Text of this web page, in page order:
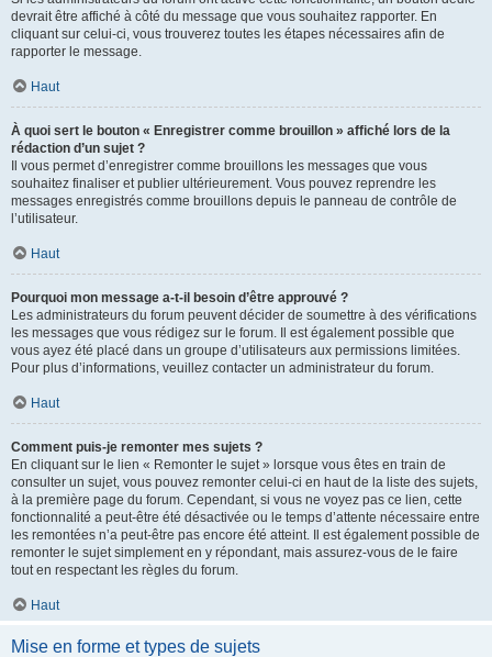
devrait être affiché à côté du message que vous souhaitez rapporter. En
cliquant sur celui-ci, vous trouverez toutes les étapes nécessaires afin de
rapporter le message.
Haut
À quoi sert le bouton « Enregistrer comme brouillon » affiché lors de la
rédaction d’un sujet ?
Il vous permet d’enregistrer comme brouillons les messages que vous
souhaitez finaliser et publier ultérieurement. Vous pouvez reprendre les
messages enregistrés comme brouillons depuis le panneau de contrôle de
l’utilisateur.
Haut
Pourquoi mon message a-t-il besoin d’être approuvé ?
Les administrateurs du forum peuvent décider de soumettre à des vérifications
les messages que vous rédigez sur le forum. Il est également possible que
vous ayez été placé dans un groupe d’utilisateurs aux permissions limitées.
Pour plus d’informations, veuillez contacter un administrateur du forum.
Haut
Comment puis-je remonter mes sujets ?
En cliquant sur le lien « Remonter le sujet » lorsque vous êtes en train de
consulter un sujet, vous pouvez remonter celui-ci en haut de la liste des sujets,
à la première page du forum. Cependant, si vous ne voyez pas ce lien, cette
fonctionnalité a peut-être été désactivée ou le temps d’attente nécessaire entre
les remontées n’a peut-être pas encore été atteint. Il est également possible de
remonter le sujet simplement en y répondant, mais assurez-vous de le faire
tout en respectant les règles du forum.
Haut
Mise en forme et types de sujets